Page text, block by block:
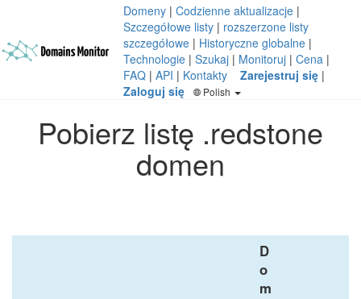
Domeny | Codzienne aktualizacje |
Szczegółowe listy | rozszerzone listy
szczegółowe | Historyczne globalne |
Technologie | Szukaj | Monitoruj | Cena |
FAQ | API | Kontakty Zarejestruj się |
Zaloguj się
Polish
Pobierz listę .redstone
domen
D
o
m